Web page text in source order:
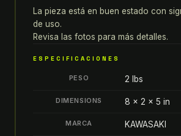
NINJA
TORNILLO
DE
MANGUERA
quantity
La pieza está en buen estado con
de uso.
Revisa las fotos para más detalles.
ESPECIFICACIONES
PESO 2 lbs
DIMENSIONS 8 × 2 × 5 in
MARCA KAWASAKI